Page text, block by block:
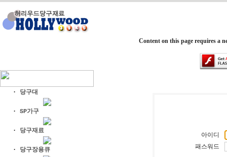
Content on this page requires a
· 당구대
· SP가구
· 당구재료
· 당구장용큐
아이디
패스워드